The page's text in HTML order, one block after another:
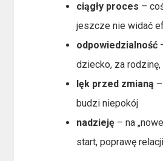
ciągły proces –
jeszcze nie widać
odpowiedzialność
dziecko, za
lęk przed zmianą
budzi niepokój
nadzieję – na
start, poprawę relacji